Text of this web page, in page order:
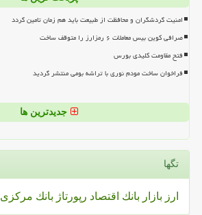
امنیت گردشگران و محافظت از طبیعت باید هم زمان تامین گردد
صرافی کوین بیس معاملات ۶ رمزارز را متوقف ساخت
فتح مقاومت کلیدی بورس
فراخوان ساخت مودم نوری با تراشه بومی منتشر گردید
جدیدترین ها
تگها
ارز بازار بانك اقتصاد رپورتاژ بانك مركزی